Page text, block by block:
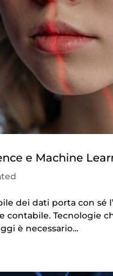
e Machine
dei dati porta con
contabile. Tecnologie
è necessario...